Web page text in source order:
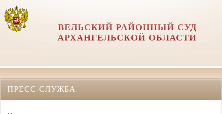
ВЕЛЬСКИЙ РАЙОННЫЙ СУД
АРХАНГЕЛЬСКОЙ ОБЛАСТИ
ПРЕСС-СЛУЖБА